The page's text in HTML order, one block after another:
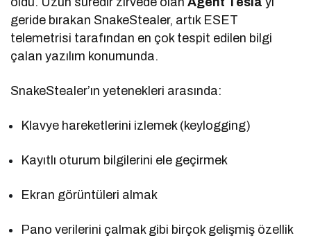
geride bırakan SnakeStealer, artık ESET
telemetrisi tarafından en çok tespit edilen bilgi
çalan yazılım konumunda.
SnakeStealer’ın yetenekleri arasında:
Klavye hareketlerini izlemek (keylogging)
Kayıtlı oturum bilgilerini ele geçirmek
Ekran görüntüleri almak
Pano verilerini çalmak gibi birçok gelişmiş özellik